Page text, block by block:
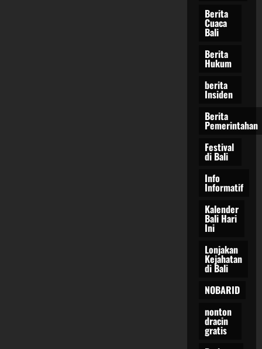
Berita
Cuaca
Bali
Berita
Hukum
berita
Insiden
Berita
Pemerintahan
Festival
di Bali
Info
Informatif
Kalender
Bali Hari
Ini
Lonjakan
Kejahatan
di Bali
NOBARID
nonton
dracin
gratis